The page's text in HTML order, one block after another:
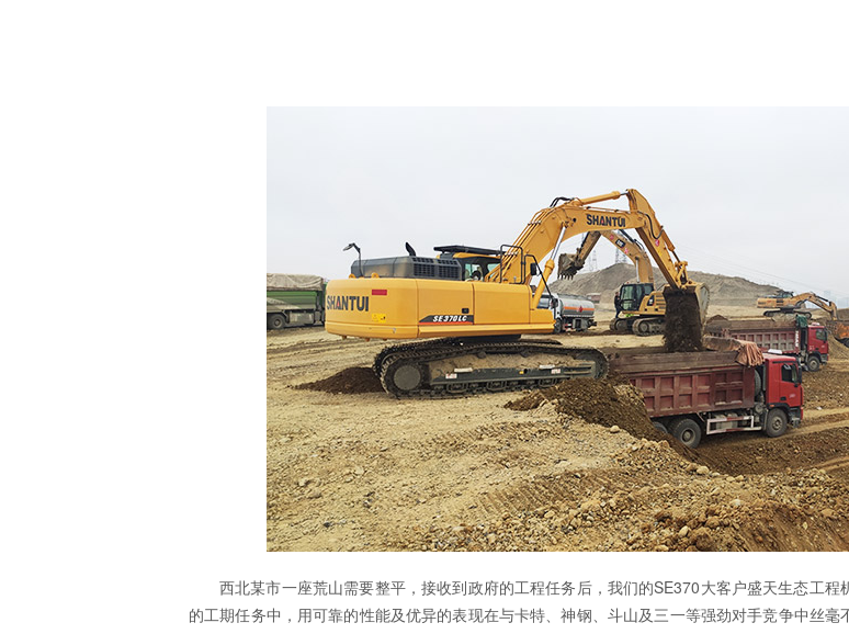
西北某市一座荒山需要整平，接收到政府的工程任务后，我们的SE370大客户盛天生态工程
的工期任务中，用可靠的性能及优异的表现在与卡特、神钢、斗山及三一等强劲对手竞争中丝毫